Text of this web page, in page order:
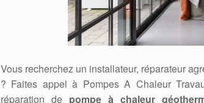
Vous recherchez un installateur, réparateur
? Faites appel à Pompes A Chaleur
réparation de pompe à chaleur